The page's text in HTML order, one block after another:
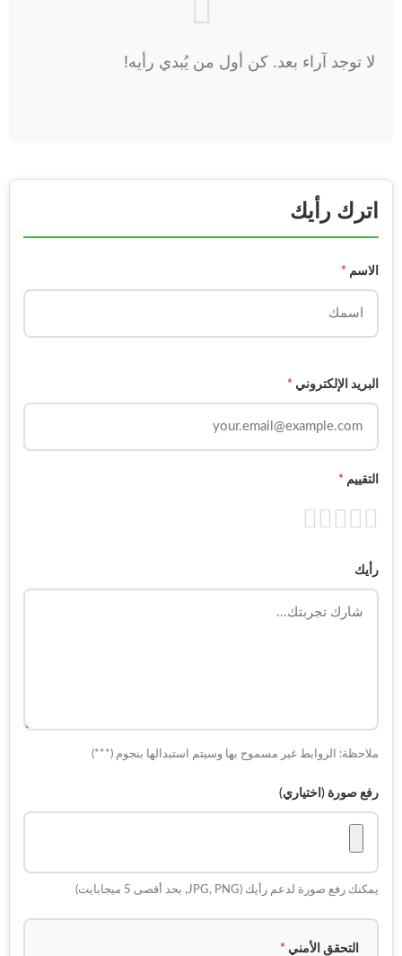
لا توجد آراء بعد. كن أول من يُبدي رأيه!
اترك رأيك
الاسم *
البريد الإلكتروني *
التقييم *
رأيك
ملاحظة: الروابط غير مسموح بها وسيتم استبدالها بنجوم (***)
رفع صورة (اختياري)
يمكنك رفع صورة لدعم رأيك (JPG, PNG, بحد أقصى 5 ميجابايت)
التحقق الأمني *